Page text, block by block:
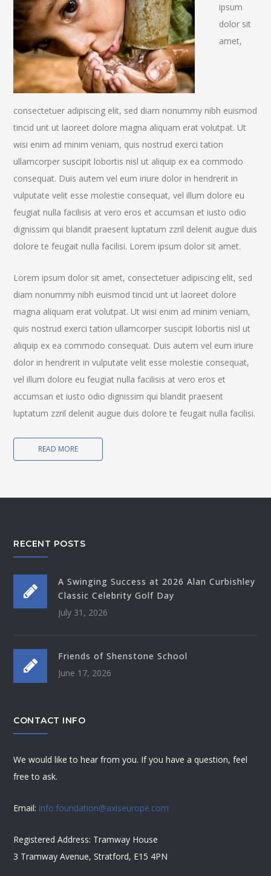
ipsum
dolor sit
amet,
consectetuer adipiscing elit, sed diam nonummy nibh euismod
tincid unt ut laoreet dolore magna aliquam erat volutpat. Ut
wisi enim ad minim veniam, quis nostrud exerci tation
ullamcorper suscipit lobortis nisl ut aliquip ex ea commodo
consequat. Duis autem vel eum iriure dolor in hendrerit in
vulputate velit esse molestie consequat, vel illum dolore eu
feugiat nulla facilisis at vero eros et accumsan et iusto odio
dignissim qui blandit praesent luptatum zzril delenit augue duis
dolore te feugait nulla facilisi. Lorem ipsum dolor sit amet.
Lorem ipsum dolor sit amet, consectetuer adipiscing elit, sed
diam nonummy nibh euismod tincid unt ut laoreet dolore
magna aliquam erat volutpat. Ut wisi enim ad minim veniam,
quis nostrud exerci tation ullamcorper suscipit lobortis nisl ut
aliquip ex ea commodo consequat. Duis autem vel eum iriure
dolor in hendrerit in vulputate velit esse molestie consequat,
vel illum dolore eu feugiat nulla facilisis at vero eros et
accumsan et iusto odio dignissim qui blandit praesent
luptatum zzril delenit augue duis dolore te feugait nulla facilisi.
READ MORE
RECENT POSTS
A Swinging Success at 2026 Alan Curbishley
Classic Celebrity Golf Day
July 31, 2026
Friends of Shenstone School
June 17, 2026
CONTACT INFO
We would like to hear from you. If you have a question, feel
free to ask.
Email: info.foundation@axiseurope.com
Registered Address: Tramway House
3 Tramway Avenue, Stratford, E15 4PN